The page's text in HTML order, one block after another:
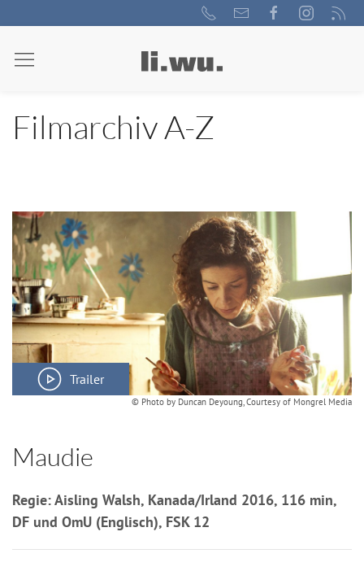
Filmarchiv A-Z
Trailer
© Photo by Duncan Deyoung, Courtesy of Mongrel Media
Maudie
Regie: Aisling Walsh, Kanada/Irland 2016, 116 min,
DF und OmU (Englisch), FSK 12